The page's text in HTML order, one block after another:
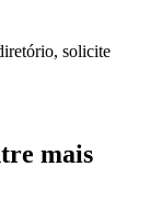
solicite
mais